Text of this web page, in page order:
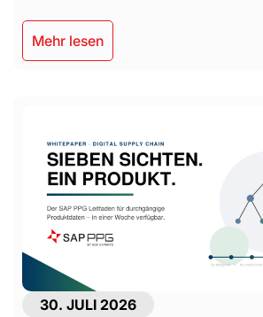
Mehr lesen
30. JULI 2026